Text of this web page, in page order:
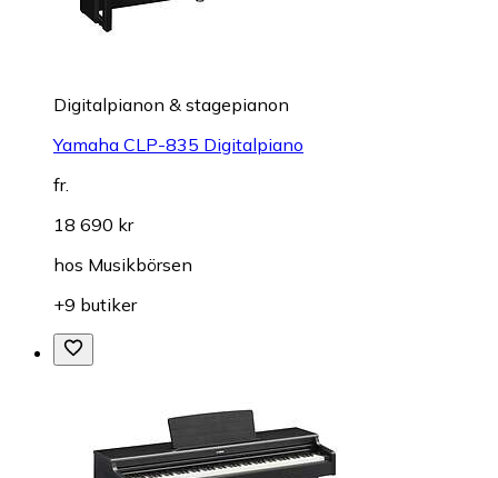
Digitalpianon & stagepianon
Yamaha CLP-835 Digitalpiano
fr.
18 690 kr
hos Musikbörsen
+9 butiker